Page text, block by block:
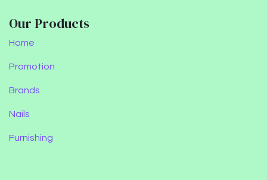
Our Products
Home
Promotion
Brands
Nails
Furnishing